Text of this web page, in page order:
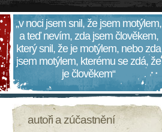
„v noci jsem snil, že jsem motýlem,
a teď nevím, zda jsem člověkem,
který snil, že je motýlem, nebo zda
jsem motýlem, kterému se zdá, že
je člověkem“
autoři a zúčastnění